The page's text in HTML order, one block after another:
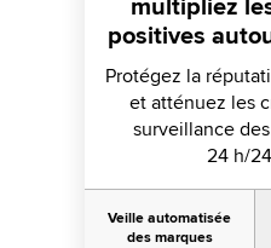
multipliez
positives
Protégez la
et atténuez les
surveillance
24 h/
Veille automatisée
des marques